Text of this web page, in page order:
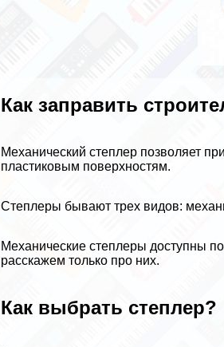
Как заправить
Механический степлер позволяет
пластиковым поверхностям.
Степлеры бывают трех видов:
Механические степлеры доступны
расскажем только про них.
Как выбрать степлер?